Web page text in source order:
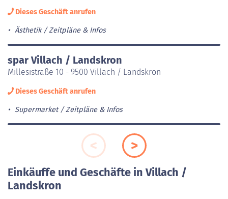
Dieses Geschäft anrufen
Ästhetik Zeitpläne & Infos
spar Villach / Landskron
Millesistraße 10 - 9500 Villach / Landskron
Dieses Geschäft anrufen
Supermarket Zeitpläne & Infos
Einkäuffe und Geschäfte in Villach /
Landskron